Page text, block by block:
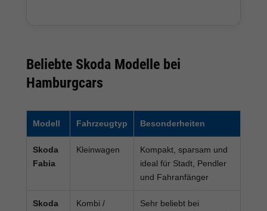
Beliebte Skoda Modelle bei
Hamburgcars
Modell Fahrzeugtyp Besonderheiten
Skoda
Fabia
Kleinwagen
Kompakt, sparsam und
ideal für Stadt, Pendler
und Fahranfänger
Skoda
Kombi /
Sehr beliebt bei